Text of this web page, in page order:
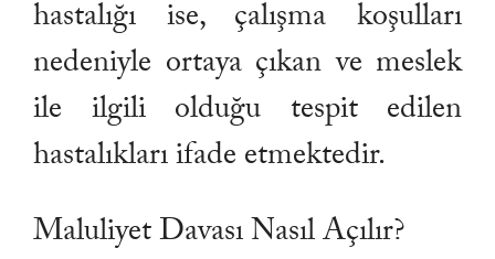
hastalığı ise, çalışma koşulları
nedeniyle ortaya çıkan ve meslek
ile ilgili olduğu tespit edilen
hastalıkları ifade etmektedir.
Maluliyet Davası Nasıl Açılır?